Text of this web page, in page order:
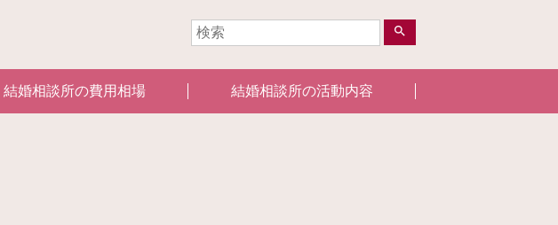
search
結婚相談所の費用相場 結婚相談所の活動内容